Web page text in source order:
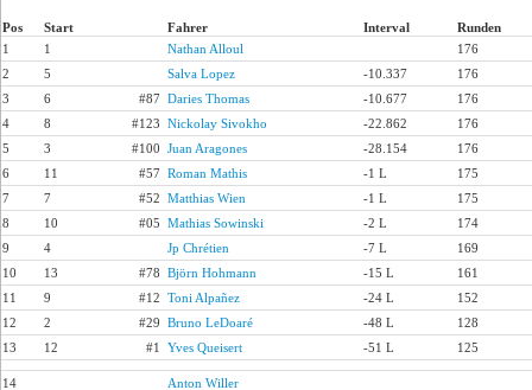
Pos Start Fahrer Interval
Runden
1
1 Nathan Alloul
176
2
5 Salva Lopez -10.337
176
3
6 #87 Daries Thomas -10.677
176
4
8 #123 Nickolay Sivokho -22.862
176
5
3 #100 Juan Aragones -28.154
176
6
11 #57 Roman Mathis -1 L
175
7
7 #52 Matthias Wien -1 L
175
8
10 #05 Mathias Sowinski -2 L
174
9
4 Jp Chrétien -7 L
169
10
13 #78 Björn Hohmann -15 L
161
11
9 #12 Toni Alpañez -24 L
152
12
2 #29 Bruno LeDoaré -48 L
128
13
12 #1 Yves Queisert -51 L 125
14
Anton Willer